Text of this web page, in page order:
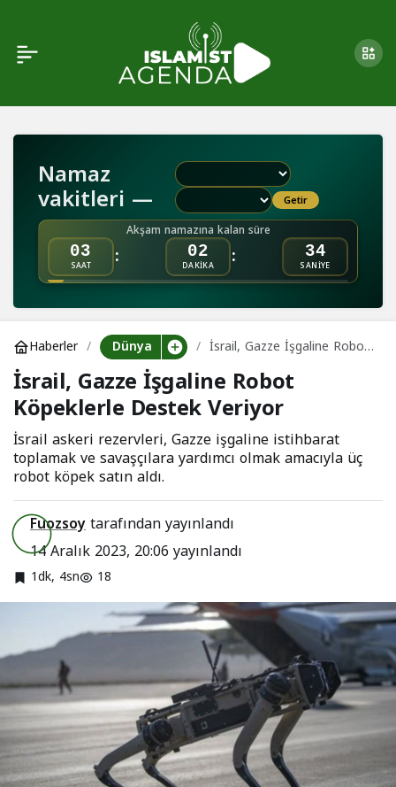
Namaz
vakitleri — Getir
Akşam namazına kalan süre
03
SAAT : 02
DAKİKA : 34
SANİYE
Haberler Dünya
İsrail, Gazze İşgaline Robot
Köpeklerle Destek Veriyor
İsrail, Gazze İşgaline Robot
Köpeklerle Destek Veriyor
İsrail askeri rezervleri, Gazze işgaline istihbarat
toplamak ve savaşçılara yardımcı olmak amacıyla üç
robot köpek satın aldı.
Fuozsoytarafından yayınlandı
14 Aralık 2023, 20:06yayınlandı
1dk, 4sn 18
Topluluğu, İsrail İçin
Düzenledi